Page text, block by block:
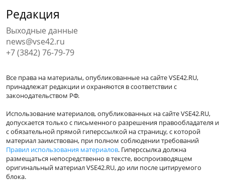
Редакция
Выходные данные
news@vse42.ru
+7 (3842) 76-79-79
Все права на материалы, опубликованные на сайте VSE42.RU,
принадлежат редакции и охраняются в соответствии с
законодательством РФ.
Использование материалов, опубликованных на сайте VSE42.RU,
допускается только с письменного разрешения правообладателя и
с обязательной прямой гиперссылкой на страницу, с которой
материал заимствован, при полном соблюдении требований
Правил использования материалов. Гиперссылка должна
размещаться непосредственно в тексте, воспроизводящем
оригинальный материал VSE42.RU, до или после цитируемого
блока.